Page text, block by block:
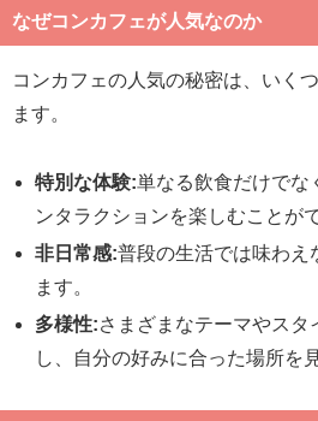
なぜコンカフェが人気なのか
コンカフェの人気の秘密は、いく
ます。
特別な体験:単なる飲食だけでな
ンタラクションを楽しむことが
非日常感:普段の生活では味わえ
ます。
多様性:さまざまなテーマやス
し、自分の好みに合った場所を